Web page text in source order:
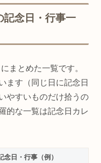
記念日・行事一
まとめた一覧です。
ます（同じ日に記念日
やすいものだけ拾うの
的な一覧は記念日カレ
念日・行事（例）